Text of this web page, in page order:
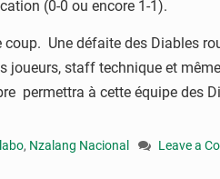
(0-0 ou encore 1-1).
Une défaite des
staff technique et
permettra à cette équipe des
, Nzalang Nacional
Leave a